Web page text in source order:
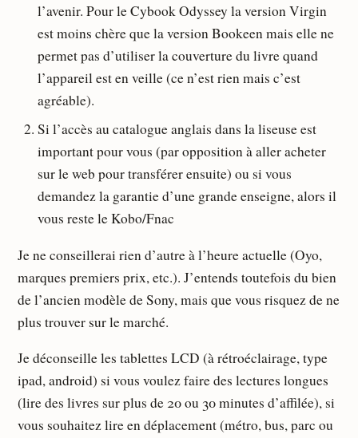
l’avenir. Pour le Cybook Odyssey la version Virgin
est moins chère que la version Bookeen mais elle ne
permet pas d’utiliser la couverture du livre quand
l’appareil est en veille (ce n’est rien mais c’est
agréable).
Si l’accès au catalogue anglais dans la liseuse est
important pour vous (par opposition à aller acheter
sur le web pour transférer ensuite) ou si vous
demandez la garantie d’une grande enseigne, alors il
vous reste le Kobo/Fnac
Je ne conseillerai rien d’autre à l’heure actuelle (Oyo,
marques premiers prix, etc.). J’entends toutefois du bien
de l’ancien modèle de Sony, mais que vous risquez de ne
plus trouver sur le marché.
Je déconseille les tablettes LCD (à rétroéclairage, type
ipad, android) si vous voulez faire des lectures longues
(lire des livres sur plus de 20 ou 30 minutes d’affilée), si
vous souhaitez lire en déplacement (métro, bus, parc ou